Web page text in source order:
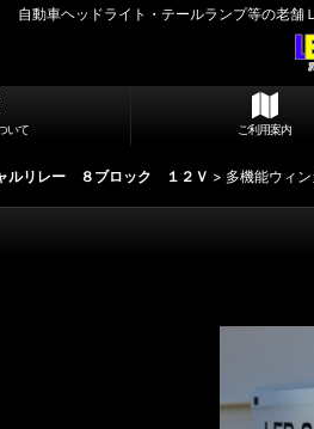
自動車ヘッドライト・テールランプ等の老舗
いて ご利用案内
ルリレー ８ブロック １２Ｖ > 多機能ウィ